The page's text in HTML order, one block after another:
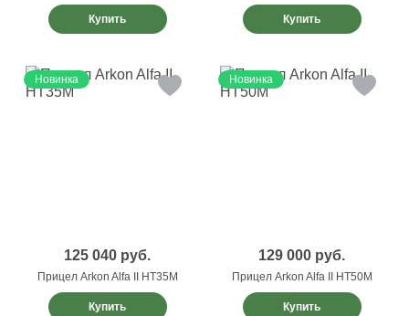
Купить Купить
Новинка
125 040 руб.
Прицел Arkon Alfa II HT35M
Купить
Новинка
129 000 руб.
Прицел Arkon Alfa II HT50M
Купить